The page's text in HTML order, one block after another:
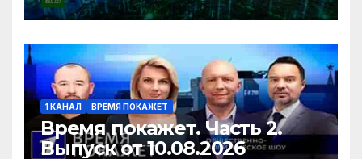
1 КАНАЛ ВРЕМЯ ПОКАЖЕТ
Время покажет. Часть 2.
Выпуск от 10.08.2026